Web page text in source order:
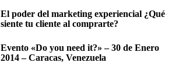
El poder del marketing experiencial ¿Qué
siente tu cliente al comprarte?
Evento «Do you need it?» – 30 de Enero
2014 – Caracas, Venezuela